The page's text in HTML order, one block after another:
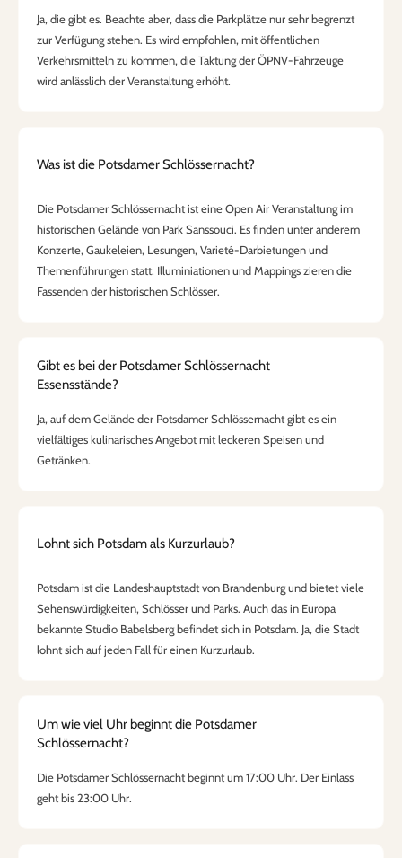
Ja, die gibt es. Beachte aber, dass die Parkplätze nur sehr begrenzt
zur Verfügung stehen. Es wird empfohlen, mit öffentlichen
Verkehrsmitteln zu kommen, die Taktung der ÖPNV-Fahrzeuge
wird anlässlich der Veranstaltung erhöht.
Was ist die Potsdamer Schlössernacht?
Die Potsdamer Schlössernacht ist eine Open Air Veranstaltung im
historischen Gelände von Park Sanssouci. Es finden unter anderem
Konzerte, Gaukeleien, Lesungen, Varieté-Darbietungen und
Themenführungen statt. Illuminiationen und Mappings zieren die
Fassenden der historischen Schlösser.
Gibt es bei der Potsdamer Schlössernacht
Essensstände?
Ja, auf dem Gelände der Potsdamer Schlössernacht gibt es ein
vielfältiges kulinarisches Angebot mit leckeren Speisen und
Getränken.
Lohnt sich Potsdam als Kurzurlaub?
Potsdam ist die Landeshauptstadt von Brandenburg und bietet viele
Sehenswürdigkeiten, Schlösser und Parks. Auch das in Europa
bekannte Studio Babelsberg befindet sich in Potsdam. Ja, die Stadt
lohnt sich auf jeden Fall für einen Kurzurlaub.
Um wie viel Uhr beginnt die Potsdamer
Schlössernacht?
Die Potsdamer Schlössernacht beginnt um 17:00 Uhr. Der Einlass
geht bis 23:00 Uhr.